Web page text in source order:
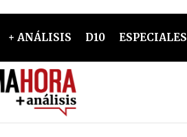
+ ANÁLISIS D10 ESPECIALES